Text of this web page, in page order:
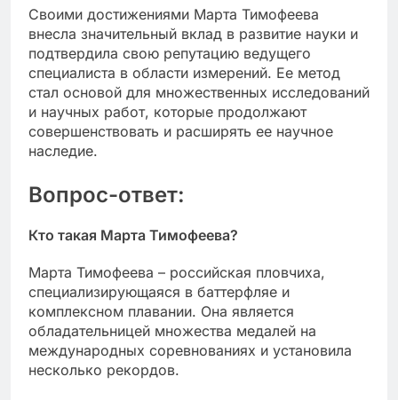
Своими достижениями Марта Тимофеева
внесла значительный вклад в развитие науки и
подтвердила свою репутацию ведущего
специалиста в области измерений. Ее метод
стал основой для множественных исследований
и научных работ, которые продолжают
совершенствовать и расширять ее научное
наследие.
Вопрос-ответ:
Кто такая Марта Тимофеева?
Марта Тимофеева – российская пловчиха,
специализирующаяся в баттерфляе и
комплексном плавании. Она является
обладательницей множества медалей на
международных соревнованиях и установила
несколько рекордов.